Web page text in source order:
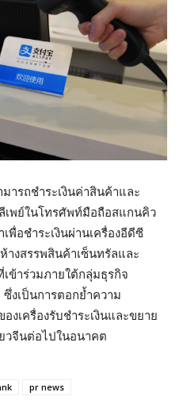
ารถชำระเงินค่าสินค้าและ
เพย์ในโทรศัพท์มือถือสแกนคิว
พื่อชำระเงินผ่านเครื่องอีดีซี
างสรรพสินค้าเซ็นทรัลและ
ข้าร่วมภายใต้กลุ่มธุรกิจ
งเป็นการตอกย้ำความ
งเครื่องรับชำระเงินและขยาย
วจีนต่อไปในอนาคต
pr news